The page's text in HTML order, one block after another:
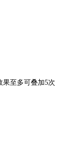
果至多可叠加5次